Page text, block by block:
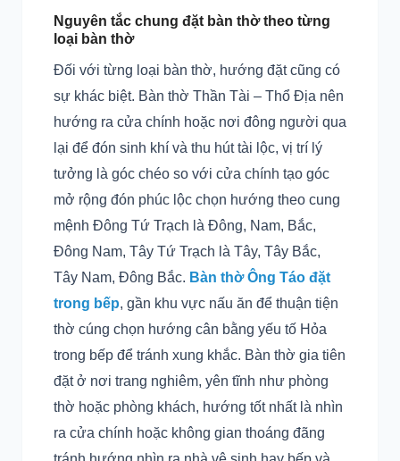
Nguyên tắc chung đặt bàn thờ theo từng
loại bàn thờ
Đối với từng loại bàn thờ, hướng đặt cũng có
sự khác biệt. Bàn thờ Thần Tài – Thổ Địa nên
hướng ra cửa chính hoặc nơi đông người qua
lại để đón sinh khí và thu hút tài lộc, vị trí lý
tưởng là góc chéo so với cửa chính tạo góc
mở rộng đón phúc lộc chọn hướng theo cung
mệnh Đông Tứ Trạch là Đông, Nam, Bắc,
Đông Nam, Tây Tứ Trạch là Tây, Tây Bắc,
Tây Nam, Đông Bắc. Bàn thờ Ông Táo đặt
trong bếp, gần khu vực nấu ăn để thuận tiện
thờ cúng chọn hướng cân bằng yếu tố Hỏa
trong bếp để tránh xung khắc. Bàn thờ gia tiên
đặt ở nơi trang nghiêm, yên tĩnh như phòng
thờ hoặc phòng khách, hướng tốt nhất là nhìn
ra cửa chính hoặc không gian thoáng đãng